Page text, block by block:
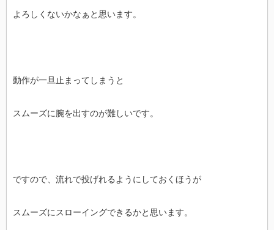
よろしくないかなぁと思います。
動作が一旦止まってしまうと
スムーズに腕を出すのが難しいです。
ですので、流れで投げれるようにしておくほうが
スムーズにスローイングできるかと思います。